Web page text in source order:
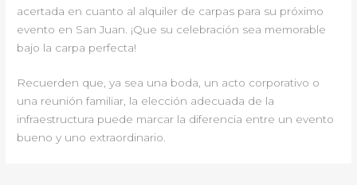
acertada en cuanto al alquiler de carpas para su próximo
evento en San Juan. ¡Que su celebración sea memorable
bajo la carpa perfecta!
Recuerden que, ya sea una boda, un acto corporativo o
una reunión familiar, la elección adecuada de la
infraestructura puede marcar la diferencia entre un evento
bueno y uno extraordinario.